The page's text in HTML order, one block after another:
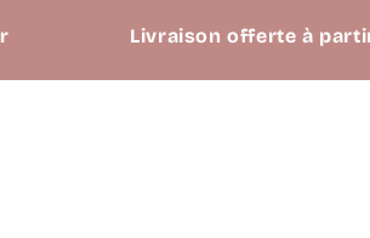
Livraison offerte à partir de